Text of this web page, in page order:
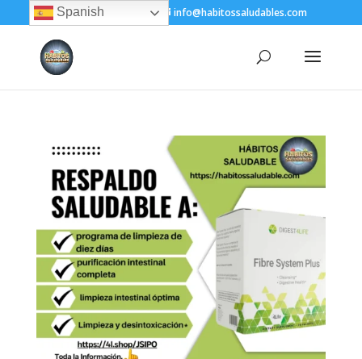
+(505) 8200-1450 info@habitossaludables.com
Spanish